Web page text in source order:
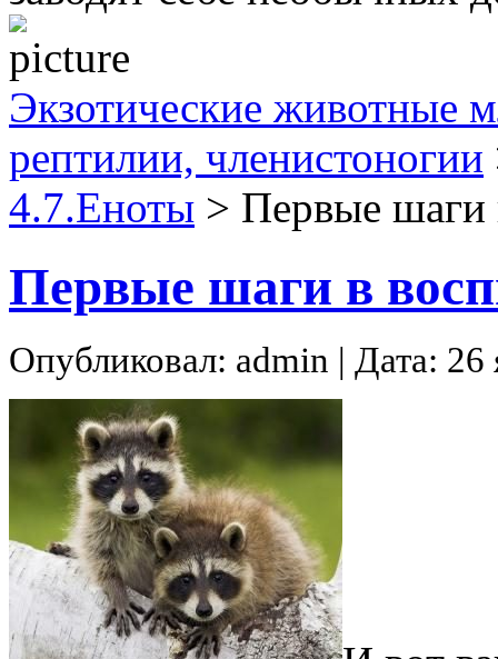
Экзотические животные
рептилии, членистоногии
4.7.Еноты > Первые шаги
Первые шаги в
Опубликовал: admin | Дата: